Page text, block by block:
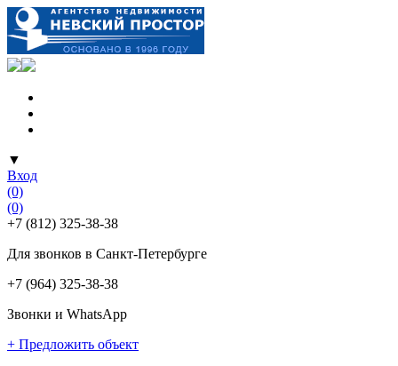
▼
Вход
(0)
(0)
+7 (812) 325-38-38
Для звонков в Санкт-Петербурге
+7 (964) 325-38-38
Звонки и WhatsApp
+ Предложить объект